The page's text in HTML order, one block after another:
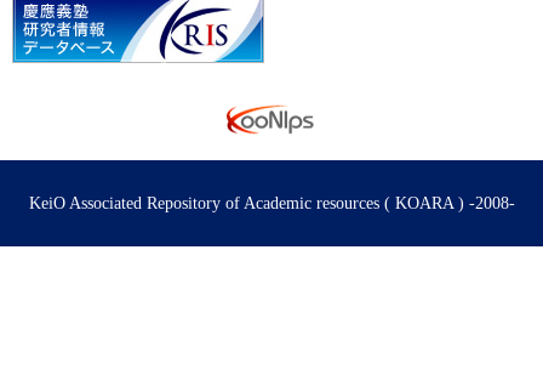
KeiO Associated Repository of Academic resources ( KOARA ) -2008-